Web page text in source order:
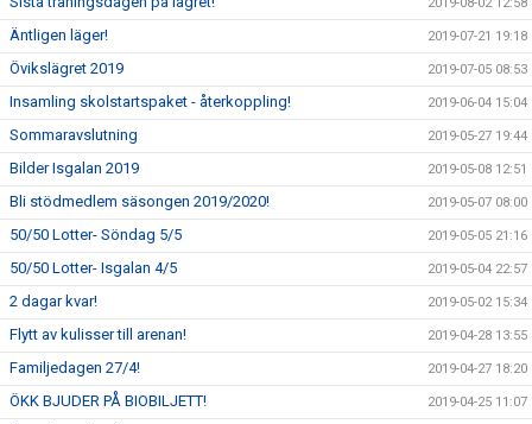
Äntligen läger! 2019-07-21 19:18
Övikslägret 2019 2019-07-05 08:53
Insamling skolstartspaket - återkoppling! 2019-06-04 15:04
Sommaravslutning 2019-05-27 19:44
Bilder Isgalan 2019 2019-05-08 12:51
Bli stödmedlem säsongen 2019/2020! 2019-05-07 08:00
50/50 Lotter- Söndag 5/5 2019-05-05 21:16
50/50 Lotter- Isgalan 4/5 2019-05-04 22:57
2 dagar kvar! 2019-05-02 15:34
Flytt av kulisser till arenan! 2019-04-28 13:55
Familjedagen 27/4! 2019-04-27 18:20
ÖKK BJUDER PÅ BIOBILJETT! 2019-04-25 11:07